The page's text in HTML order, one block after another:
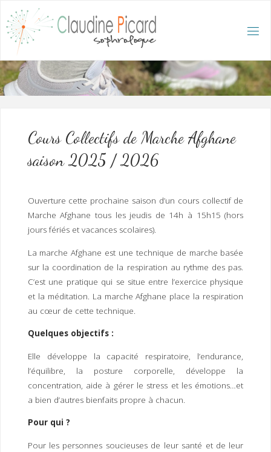
content
DIN
E P
CAR
D :
O
PHR
HY P
N
OT
UTE
QU
IM P
Cours Collectifs de Marche Afghane
saison 2025 / 2026
Ouverture cette prochaine saison d’un cours collectif de
Marche Afghane tous les jeudis de 14h à 15h15 (hors
jours fériés et vacances scolaires).
La marche Afghane est une technique de marche basée
sur la coordination de la respiration au rythme des pas.
C’est une pratique qui se situe entre l’exercice physique
et la méditation. La marche Afghane place la respiration
au cœur de cette technique.
Quelques objectifs :
Elle développe la capacité respiratoire, l’endurance,
l’équilibre, la posture corporelle, développe la
concentration, aide à gérer le stress et les émotions…et
a bien d’autres bienfaits propre à chacun.
Pour qui ?
Pour les personnes soucieuses de leur santé et de leur